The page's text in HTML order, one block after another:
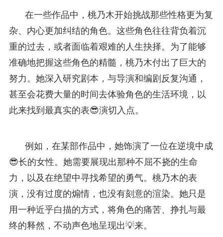
在一些作品中，桃乃木开始挑战那些性格更为复
杂、内心更加纠结的角色。这些角色往往背负着沉
重的过去，或者面临着艰难的人生抉择。为了能够
准确地把握这些角色的精髓，桃乃木付出了巨大的
努力。她深入研究剧本，与导演和编剧反复沟通，
甚至会花费大量的时间去体验角色的生活环境，以
此来找到最真实的表😎演切入点。
例如，在某部作品中，她饰演了一位在逆境中成
😎长的女性。她需要展现出那种不屈不挠的生命
力，以及在绝望中寻找希望的勇气。桃乃木的表
演，没有过度的煽情，也没有刻意的渲染。她只是
用一种近乎白描的方式，将角色的痛苦、挣扎与最
终的释然，不动声色地呈现出💡来。